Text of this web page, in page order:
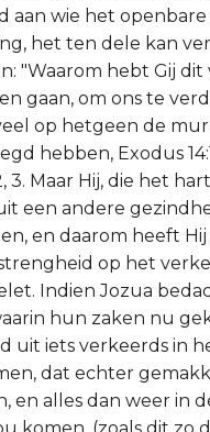
aan wie het
het ten dele kan
"Waarom hebt Gij
gaan, om ons te
op hetgeen de
hebben, Exodus
3. Maar Hij, die het
een andere
en daarom heeft
op het
Indien Jozua
hun zaken nu
uit iets verkeerds in
dat echter
en alles dan weer in